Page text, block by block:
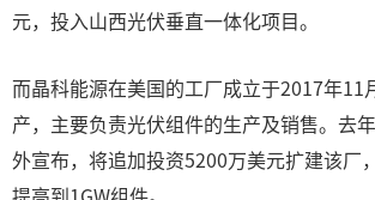
元，投入山西光伏垂直一体化项目。
而晶科能源在美国的工厂成立于2017年11
产，主要负责光伏组件的生产及销售。去
外宣布，将追加投资5200万美元扩建该厂